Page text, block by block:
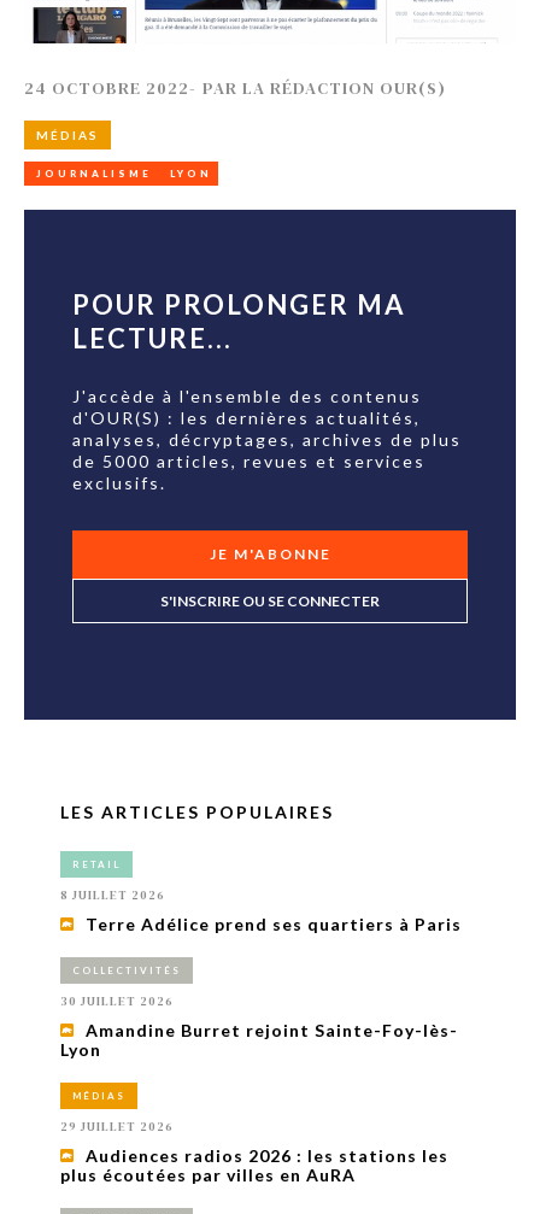
24 OCTOBRE 2022- PAR LA RÉDACTION OUR(S)
MÉDIAS
JOURNALISME LYON
POUR PROLONGER MA
LECTURE...
J'accède à l'ensemble des contenus
d'OUR(S) : les dernières actualités,
analyses, décryptages, archives de plus
de 5000 articles, revues et services
exclusifs.
JE M'ABONNE
S'INSCRIRE OU SE CONNECTER
LES ARTICLES POPULAIRES
RETAIL
8 JUILLET 2026
Terre Adélice prend ses quartiers à Paris
COLLECTIVITÉS
30 JUILLET 2026
Amandine Burret rejoint Sainte-Foy-lès-
Lyon
MÉDIAS
29 JUILLET 2026
Audiences radios 2026 : les stations les
plus écoutées par villes en AuRA